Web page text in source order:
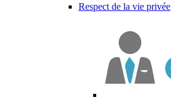
Respect de la vie privée